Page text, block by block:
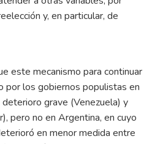
y, en particular, de
este mecanismo para continuar
por los gobiernos populistas en
grave (Venezuela) y
pero no en Argentina, en cuyo
en menor medida entre